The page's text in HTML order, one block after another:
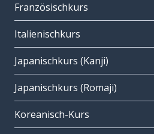
Französischkurs
Italienischkurs
Japanischkurs (Kanji)
Japanischkurs (Romaji)
Koreanisch-Kurs